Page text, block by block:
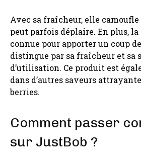
Avec sa fraîcheur, elle camoufle
peut parfois déplaire. En plus,
connue pour apporter un coup
distingue par sa fraîcheur et sa
d’utilisation. Ce produit est
dans d’autres saveurs
berries.
Comment passer
sur JustBob ?